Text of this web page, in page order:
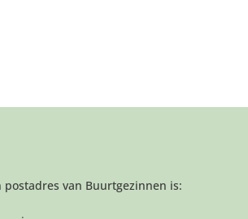
postadres van Buurtgezinnen is: